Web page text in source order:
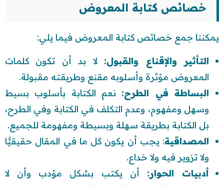
خصائص كتابة المعروض
يمكننا جمع خصائص كتابة المعروض فيما يلي:
التأثير والإقناع والقبول: لا بد أن تكون كلمات
المعروض مؤثرة وأسلوبه مقنع وطريقته مقبولة.
البساطة في الطرح: نعم الكتابة بأسلوب بسيط
وسهل ومفهوم، وعدم التكلف في الكتابة وفي الطرح،
بل الكتابة بطريقة سهلة وبسيطة ومفهومة للجميع.
المصداقية: يجب أن يكون كل ما في المقال حقيقيًّا
ولا تزوير فيه ولا خداع.
أدبيات الحوار: أن يكتب بشكل مؤدب وأن لا